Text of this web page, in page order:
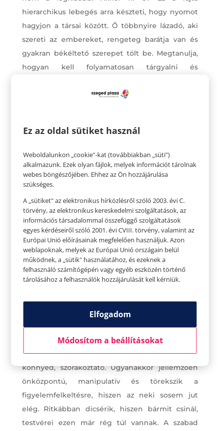
hierarchikus lebegés arra készteti, hogy nyomot
hagyjon a társai között. Ő többnyire lázadó, aki
szereti az embereket, rengeteg barátja van és
gyakran békéltető szerepet tölt be. Megtanulja,
hogyan kell folyamatosan tárgyalni és
kevesebb figyelmet kap, erősebbek a kötelékei a
A legkisebb
szülők nála már mindent sokkal lazábban
kezelnek. A rutinosabb, lazább szülői hozzáállás
miatt a legkisebb gyermek maga is lazább lesz.
Nem idegeskedik, nem stresszel. Mosolygós,
könnyed, szórakoztató. Ugyanakkor jellemzően
önközpontú, manipulatív és törekszik a
figyelemfelkeltésre, hiszen az neki sosem jut
elég. Ritkábban dicsérik, hiszen bármit csinál,
testvérei ezen már rég túl vannak. A szabad
Ez az oldal sütiket használ
Weboldalunkon „cookie"-kat (továbbiakban „süti")
alkalmazunk. Ezek olyan fájlok, melyek információt tárolnak
webes böngészőjében. Ehhez az Ön hozzájárulása
szükséges.
A „sütiket" az elektronikus hírközlésről szóló 2003. évi C.
törvény, az elektronikus kereskedelmi szolgáltatások, az
információs társadalommal összefüggő szolgáltatások
egyes kérdéseiről szóló 2001. évi CVIII. törvény, valamint az
Európai Unió előírásainak megfelelően használjuk. Azon
weblapoknak, melyek az Európai Unió országain belül
működnek, a „sütik" használatához, és ezeknek a
felhasználó számítógépén vagy egyéb eszközén történő
tárolásához a felhasználók hozzájárulását kell kérniük.
Elfogadom
Módosítom a beállításokat